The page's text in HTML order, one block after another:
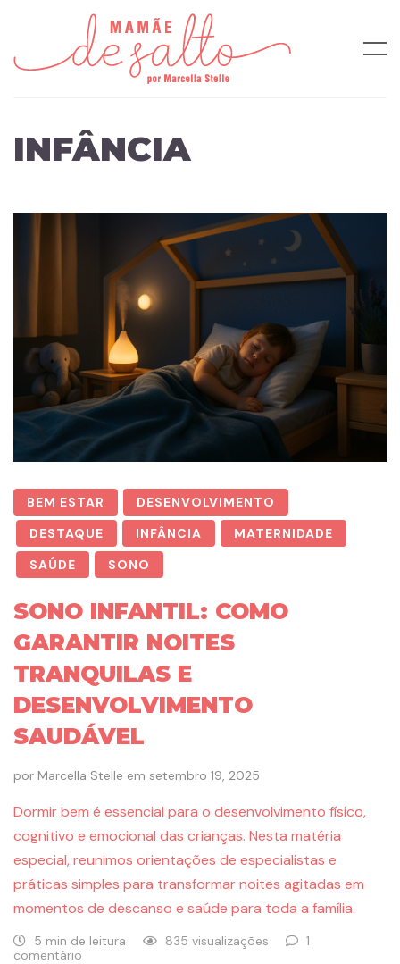
INFÂNCIA
BEM ESTAR
DESENVOLVIMENTO
DESTAQUE
INFÂNCIA
MATERNIDADE
SAÚDE
SONO
SONO INFANTIL: COMO
GARANTIR NOITES
TRANQUILAS E
DESENVOLVIMENTO
SAUDÁVEL
por Marcella Stelle em setembro 19, 2025
Dormir bem é essencial para o desenvolvimento físico,
cognitivo e emocional das crianças. Nesta matéria
especial, reunimos orientações de especialistas e
práticas simples para transformar noites agitadas em
momentos de descanso e saúde para toda a família.
5 min de leitura 835 visualizações
1
comentário